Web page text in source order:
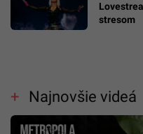
stresom
Najnovšie videá